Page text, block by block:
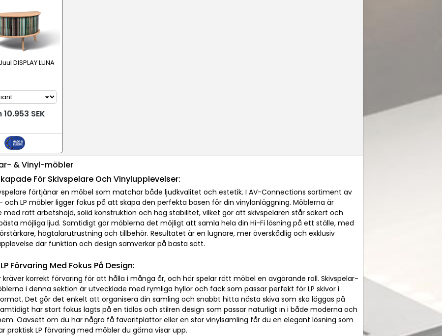
DISPLAY LUNA
10.953 SEK
& Vinyl-möbler
För Skivspelare Och Vinylupplevelser:
förtjänar en möbel som matchar både ljudkvalitet och estetik. I AV-Connections sortiment av
och LP möbler ligger fokus på att skapa den perfekta basen för din vinylanläggning. Möblerna är
med rätt arbetshöjd, solid konstruktion och hög stabilitet, vilket gör att skivspelaren står säkert och
möjliga ljud. Samtidigt gör möblerna det möjligt att samla hela din Hi-Fi lösning på ett ställe, med
högtalarutrustning och tillbehör. Resultatet är en lugnare, mer överskådlig och exklusiv
där funktion och design samverkar på bästa sätt.
Förvaring Med Fokus På Design:
kräver korrekt förvaring för att hålla i många år, och här spelar rätt möbel en avgörande roll. Skivspelar-
i denna sektion är utvecklade med rymliga hyllor och fack som passar perfekt för LP skivor i
Det gör det enkelt att organisera din samling och snabbt hitta nästa skiva som ska läggas på
har stort fokus lagts på en tidlös och stilren design som passar naturligt in i både moderna och
Oavsett om du har några få favoritplattor eller en stor vinylsamling får du en elegant lösning som
praktisk LP förvaring med möbler du gärna visar upp.